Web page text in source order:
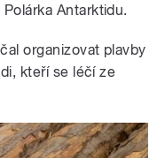
Antarktidu.
organizovat plavby
kteří se léčí ze